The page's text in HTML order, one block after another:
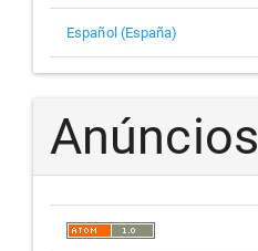
Español (España)
Anúncios